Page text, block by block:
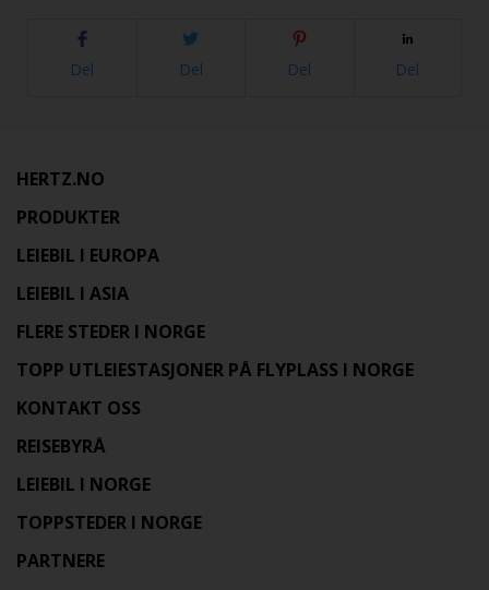
Del Del Del Del
HERTZ.NO
PRODUKTER
LEIEBIL I EUROPA
LEIEBIL I ASIA
FLERE STEDER I NORGE
TOPP UTLEIESTASJONER PÅ FLYPLASS I NORGE
KONTAKT OSS
REISEBYRÅ
LEIEBIL I NORGE
TOPPSTEDER I NORGE
PARTNERE